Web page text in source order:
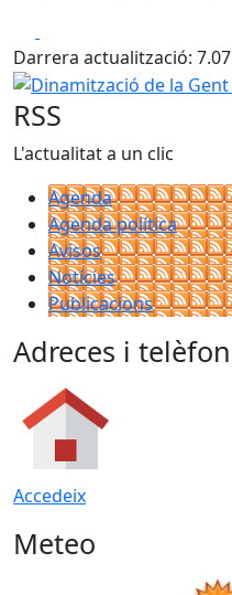
Darrera actualització:
Dinamització de la Gent
RSS
L'actualitat a un clic
Agenda
Agenda política
Avisos
Notícies
Publicacions
Adreces i
Accedeix
Meteo